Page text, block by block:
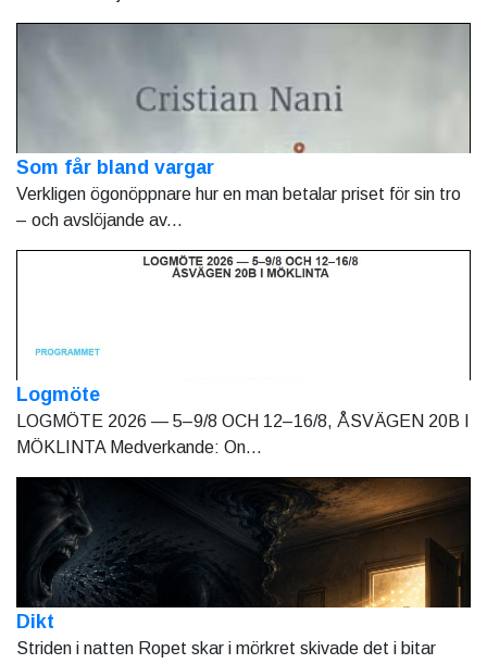
Som får bland vargar
Verkligen ögonöppnare hur en man betalar priset för sin tro
– och avslöjande av...
Logmöte
LOGMÖTE 2026 — 5–9/8 OCH 12–16/8, ÅSVÄGEN 20B I
MÖKLINTA Medverkande: On...
Dikt
Striden i natten Ropet skar i mörkret skivade det i bitar